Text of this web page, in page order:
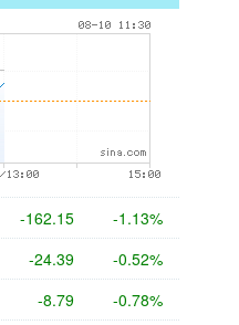
-162.15 -1.13%
-24.39 -0.52%
-8.79 -0.78%